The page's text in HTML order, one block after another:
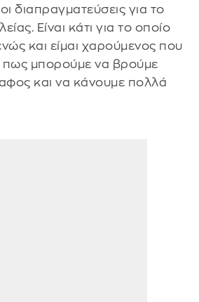
διαπραγματεύσεις για το
Είναι κάτι για το οποίο
και είμαι χαρούμενος που
πως μπορούμε να βρούμε
και να κάνουμε πολλά